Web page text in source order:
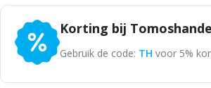
Korting bij
Gebruik de code: TH voor 5%